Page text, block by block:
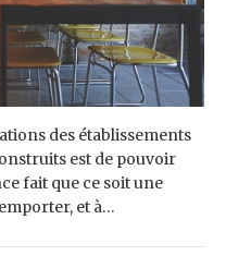
des établissements
est de pouvoir
fait que ce soit une
et à…